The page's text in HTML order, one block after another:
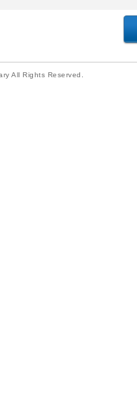
All Rights Reserved.